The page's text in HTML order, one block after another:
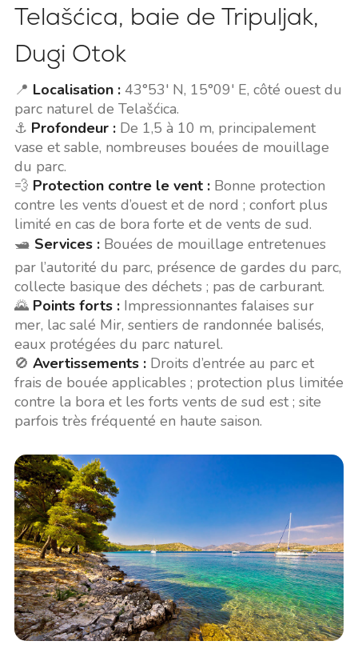
Telašćica, baie de Tripuljak,
Dugi Otok
📍 Localisation :43°53' N, 15°09' E, côté ouest du
parc naturel de Telašćica.
⚓ Profondeur :De 1,5 à 10 m, principalement
vase et sable, nombreuses bouées de mouillage
du parc.
💨 Protection contre le vent :Bonne protection
contre les vents d’ouest et de nord ; confort plus
limité en cas de bora forte et de vents de sud.
🛥️ Services :Bouées de mouillage entretenues
par l’autorité du parc, présence de gardes du parc,
collecte basique des déchets ; pas de carburant.
🌄 Points forts :Impressionnantes falaises sur
mer, lac salé Mir, sentiers de randonnée balisés,
eaux protégées du parc naturel.
🚫 Avertissements :Droits d’entrée au parc et
frais de bouée applicables ; protection plus limitée
contre la bora et les forts vents de sud est ; site
parfois très fréquenté en haute saison.